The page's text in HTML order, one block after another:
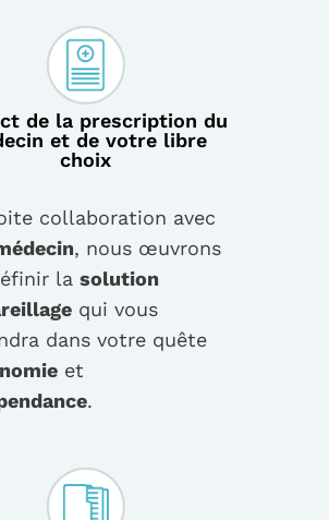
de la prescription du
et de votre libre
choix
collaboration avec
, nous œuvrons
lasolution
qui vous
dans votre quête
et
.